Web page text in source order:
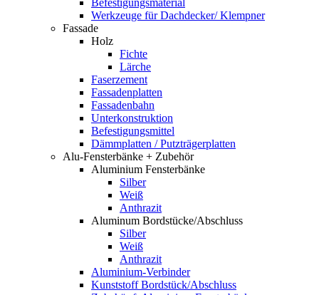
Befestigungsmaterial
Werkzeuge für Dachdecker/ Klempner
Fassade
Holz
Fichte
Lärche
Faserzement
Fassadenplatten
Fassadenbahn
Unterkonstruktion
Befestigungsmittel
Dämmplatten / Putzträgerplatten
Alu-Fensterbänke + Zubehör
Aluminium Fensterbänke
Silber
Weiß
Anthrazit
Aluminum Bordstücke/Abschluss
Silber
Weiß
Anthrazit
Aluminium-Verbinder
Kunststoff Bordstück/Abschluss